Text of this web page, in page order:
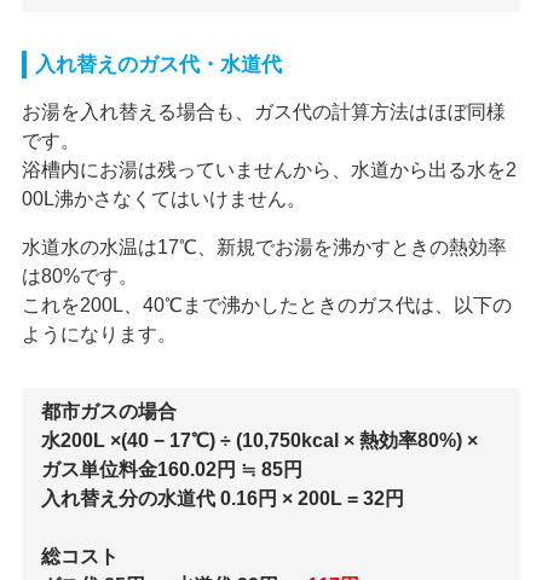
入れ替えのガス代・水道代
お湯を入れ替える場合も、ガス代の計算方法はほぼ同様
です。
浴槽内にお湯は残っていませんから、水道から出る水を2
00L沸かさなくてはいけません。
水道水の水温は17℃、新規でお湯を沸かすときの熱効率
は80%です。
これを200L、40℃まで沸かしたときのガス代は、以下の
ようになります。
都市ガスの場合
水200L ×(40 − 17℃) ÷ (10,750kcal × 熱効率80%) ×
ガス単位料金160.02円 ≒ 85円
入れ替え分の水道代 0.16円 × 200L = 32円
総コスト